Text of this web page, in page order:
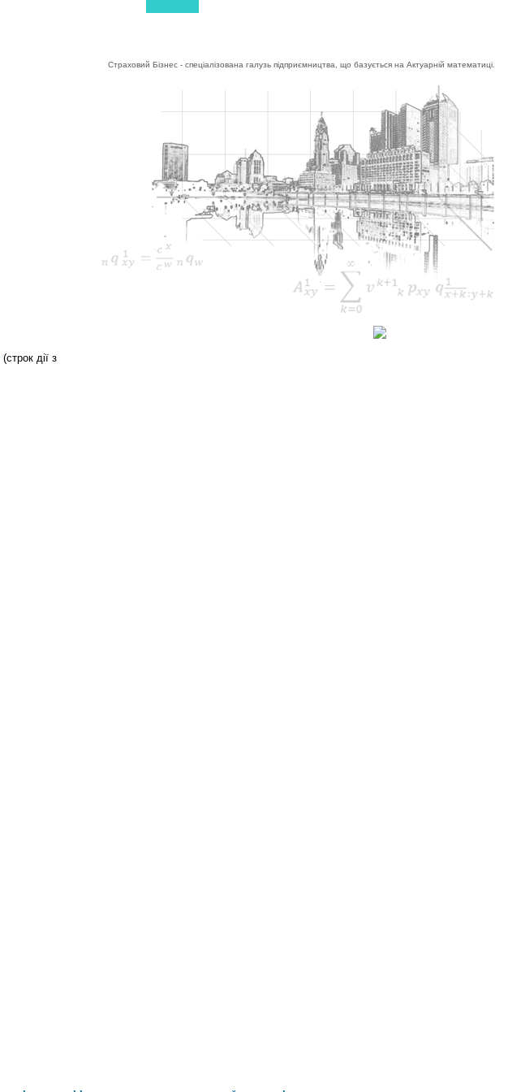
Страховий Бізнес - спеціалізована галузь підприємництва, що базується на Актуарній математиці.
(строк дії з